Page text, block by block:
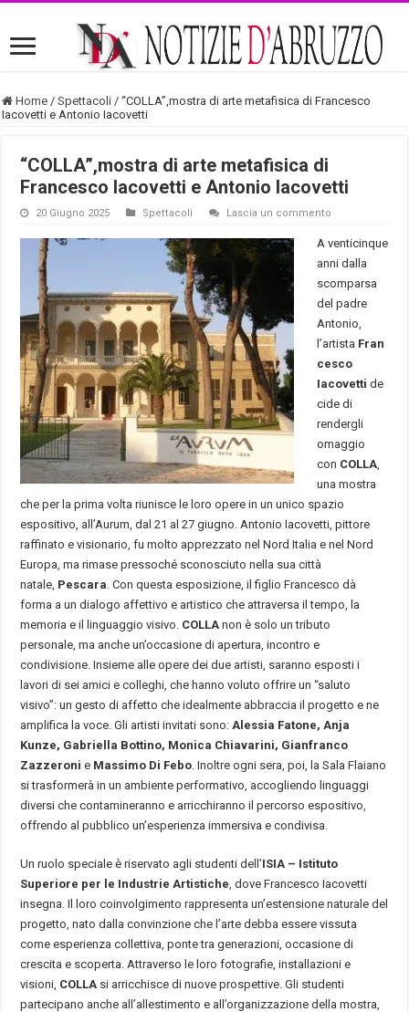
Home / Spettacoli / “COLLA”,mostra di arte metafisica di Francesco
Iacovetti e Antonio Iacovetti
“COLLA”,mostra di arte metafisica di
Francesco Iacovetti e Antonio Iacovetti
20 Giugno 2025 Spettacoli Lascia un commento
A venticinque
anni dalla
scomparsa
del padre
Antonio,
l’artista Fran
cesco
Iacovetti de
cide di
rendergli
omaggio
con COLLA
una mostra
che per la prima volta riunisce le loro opere in un unico spazio
espositivo, all’Aurum, dal 21 al 27 giugno. Antonio Iacovetti, pittore
raffinato e visionario, fu molto apprezzato nel Nord Italia e nel Nord
Europa, ma rimase pressoché sconosciuto nella sua città
natale, Pescara . Con questa esposizione, il figlio Francesco dà
forma a un dialogo affettivo e artistico che attraversa il tempo, la
memoria e il linguaggio visivo. COLLA non è solo un tributo
personale, ma anche un’occasione di apertura, incontro e
condivisione. Insieme alle opere dei due artisti, saranno esposti i
lavori di sei amici e colleghi, che hanno voluto offrire un “saluto
visivo”: un gesto di affetto che idealmente abbraccia il progetto e ne
amplifica la voce. Gli artisti invitati sono: Alessia Fatone, Anja
Kunze, Gabriella Bottino, Monica Chiavarini, Gianfranco
Zazzeroni e Massimo Di Febo . Inoltre ogni sera, poi, la Sala Flaiano
si trasformerà in un ambiente performativo, accogliendo linguaggi
diversi che contamineranno e arricchiranno il percorso espositivo,
offrendo al pubblico un’esperienza immersiva e condivisa.
Un ruolo speciale è riservato agli studenti dell’ISIA – Istituto
Superiore per le Industrie Artistiche , dove Francesco Iacovetti
insegna. Il loro coinvolgimento rappresenta un’estensione naturale del
progetto, nato dalla convinzione che l’arte debba essere vissuta
come esperienza collettiva, ponte tra generazioni, occasione di
crescita e scoperta. Attraverso le loro fotografie, installazioni e
visioni, COLLA si arricchisce di nuove prospettive. Gli studenti
partecipano anche all’allestimento e all’organizzazione della mostra,